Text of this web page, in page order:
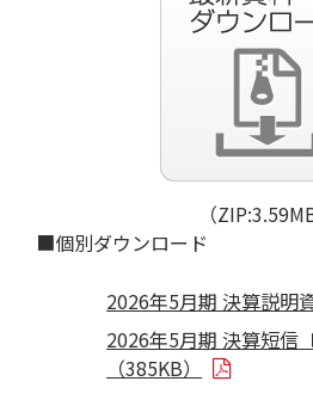
（
■個別ダウンロード
2026年5月期 決算説明
2026年5月期 決算短信
（385KB）